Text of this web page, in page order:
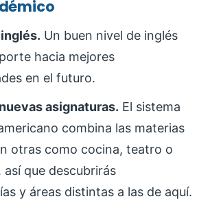
Un buen nivel de inglés
hacia mejores
en el futuro.
asignaturas. El sistema
combina las materias
otras como cocina, teatro o
que descubrirás
y áreas distintas a las de aquí.